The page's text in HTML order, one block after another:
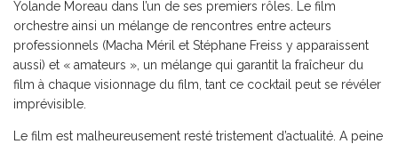
Yolande Moreau dans l’un de ses premiers rôles. Le film
orchestre ainsi un mélange de rencontres entre acteurs
professionnels (Macha Méril et Stéphane Freiss y apparaissent
aussi) et « amateurs », un mélange qui garantit la fraîcheur du
film à chaque visionnage du film, tant ce cocktail peut se révéler
imprévisible.
Le film est malheureusement resté tristement d’actualité. A peine